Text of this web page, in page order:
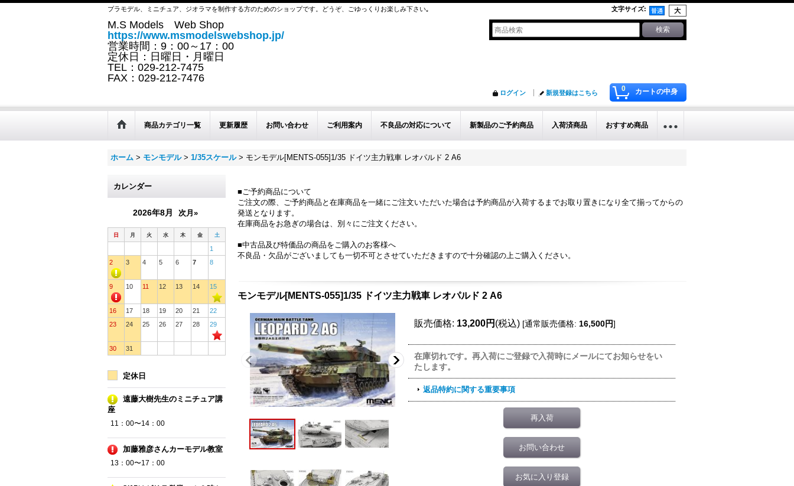
プラモデル、ミニチュア、ジオラマを制作する方のためのショップです。どうぞ、ごゆっくりお楽しみ下さい｡ 文字サイズ:
M.S Models Web Shop
https://www.msmodelswebshop.jp/
営業時間：9：00～17：00
定休日：日曜日・月曜日
TEL：029-212-7475
FAX：029-212-7476
0 カートの中身
ログイン 新規登録はこちら
商品カテゴリ一覧 更新履歴 お問い合わせ ご利用案内 不良品の対応について 新製品のご予約商品 入荷済商品 おすすめ商品
ホーム > モンモデル > 1/35スケール > モンモデル[MENTS-055]1/35 ドイツ主力戦車 レオパルド 2 A6
カレンダー
2026年8月 次月»
日 月 火 水 木 金 土
1
2
3 4 5 6 7 8
9 10 11 12 13 14 15
16 17 18 19 20 21
22
23
24 25 26 27 28 29
30 31
定休日
遠藤大樹先生のミニチュア講
座
11：00〜14：00
加藤雅彦さんカーモデル教室
13：00〜17：00
■ご予約商品について
ご注文の際、ご予約商品と在庫商品を一緒にご注文いただいた場合は予約商品が入荷するまでお取り置きになり全て揃ってからの
発送となります。
在庫商品をお急ぎの場合は、別々にご注文ください。
■中古品及び特価品の商品をご購入のお客様へ
不良品・欠品がございましても一切不可とさせていただきますので十分確認の上ご購入ください。
モンモデル[MENTS-055]1/35 ドイツ主力戦車 レオパルド 2 A6
販売価格: 13,200円 (税込) [通常販売価格: 16,500円]
在庫切れです。再入荷にご登録で入荷時にメールにてお知らせをい
たします。
返品特約に関する重要事項
再入荷
お問い合わせ
お気に入り登録